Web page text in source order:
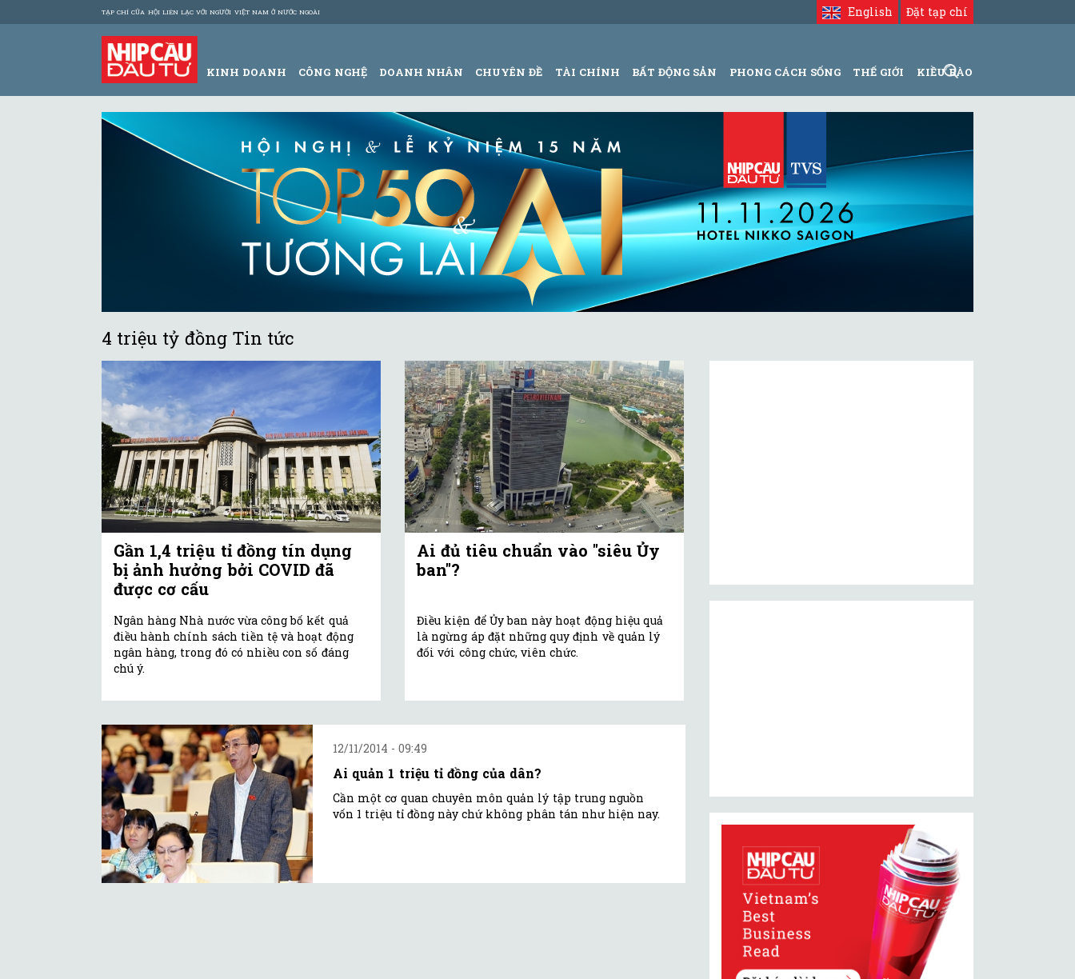
TẠP CHÍ CỦA HỘI LIÊN LẠC VỚI NGƯỜI VIỆT NAM Ở NƯỚC NGOÀI Đặt tạp chí
English
KINH DOANH CÔNG NGHỆ DOANH NHÂN CHUYÊN ĐỀ TÀI CHÍNH BẤT ĐỘNG SẢN PHONG CÁCH SỐNG THẾ GIỚI KIỀU BÀO
4 triệu tỷ đồng Tin tức
Gần 1,4 triệu tỉ đồng tín dụng
bị ảnh hưởng bởi COVID đã
được cơ cấu
Ngân hàng Nhà nước vừa công bố kết quả
điều hành chính sách tiền tệ và hoạt động
ngân hàng, trong đó có nhiều con số đáng
chú ý.
Ai đủ tiêu chuẩn vào "siêu Ủy
ban"?
Điều kiện để Ủy ban này hoạt động hiệu quả
là ngừng áp đặt những quy định về quản lý
đối với công chức, viên chức.
12/11/2014 - 09:49
Ai quản 1 triệu tỉ đồng của dân?
Cần một cơ quan chuyên môn quản lý tập trung nguồn
vốn 1 triệu tỉ đồng này chứ không phân tán như hiện nay.